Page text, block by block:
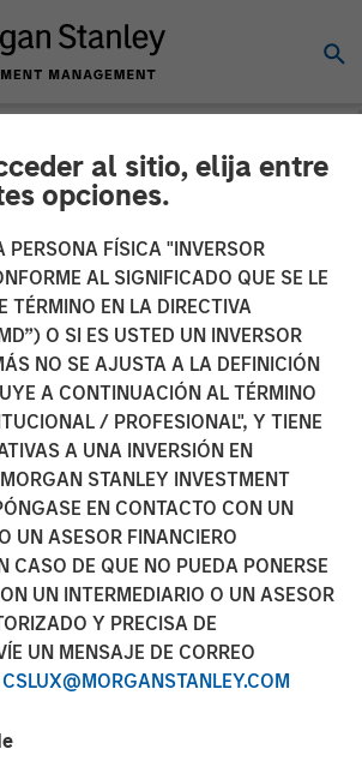
al sitio, elija entre
opciones.
PERSONA FÍSICA "INVERSOR
AL SIGNIFICADO QUE SE LE
TÉRMINO EN LA DIRECTIVA
O SI ES USTED UN INVERSOR
NO SE AJUSTA A LA DEFINICIÓN
A CONTINUACIÓN AL TÉRMINO
/ PROFESIONAL", Y TIENE
A UNA INVERSIÓN EN
STANLEY INVESTMENT
EN CONTACTO CON UN
UN ASESOR FINANCIERO
CASO DE QUE NO PUEDA PONERSE
UN INTERMEDIARIO O UN ASESOR
Y PRECISA DE
UN MENSAJE DE CORREO
CSLUX@MORGANSTANLEY.COM
Capital
Acquires Security
23 , 2026
by Morgan Stanley Capital
middle market private equity buyout
Stanley Investment Management,
commercial security integration